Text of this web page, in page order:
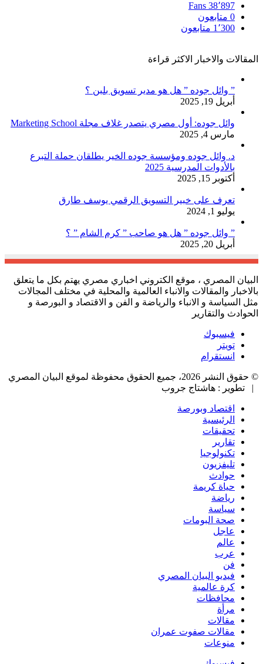
38٬897 Fans
0 متابعون
1٬300 متابعون
المقالات والاخبار الاكثر قراءة
” وائل جوده ” هل هو مدير تسويق بلبن ؟
أبريل 19, 2025
وائل جوده: أول مصري يتصدر غلاف مجلة Marketing School
مارس 4, 2025
د. وائل جوده ومؤسسة جوده الخير يطلقان حملة التبرع
بالأدوات المدرسية 2025
أكتوبر 15, 2025
تعرف على خبير التسويق الرقمي يوسف طارق
يوليو 1, 2024
” وائل جوده ” هل هو صاحب ” كرم الشام ” ؟
أبريل 20, 2025
البيان المصري ، موقع الكتروني اخباري مصري يهتم بكل ما يتعلق
بالاخبار والمقالات والانباء العالمية والمحلية في مختلف المجالات
مثل السياسة و الانباء والرياضة و الفن و الاقتصاد و البورصة و
الحوادث والتقارير
فيسبوك
تويتر
انستقرام
© حقوق النشر 2026، جميع الحقوق محفوظة لموقع البيان المصري
| تطوير : هاشتاج جروب
اقتصاد وبورصة
الرئيسية
تحقيقات
تقارير
تكنولوجيا
تليفزيون
حوادث
حياة كريمة
رياضة
سياسة
صحة البومات
عاجل
عالم
عرب
فن
فيديو البيان المصري
كرة عالمية
محافظات
مرأة
مقالات
مقالات صفوت عمران
منوعات